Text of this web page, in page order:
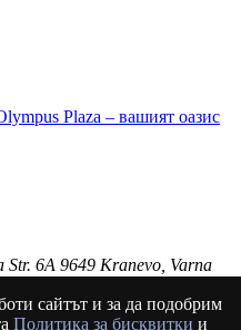
Plaza – вашият оазис
6A 9649 Kranevo, Varna
сайтът и за да подобрим
Политика за бисквитки и